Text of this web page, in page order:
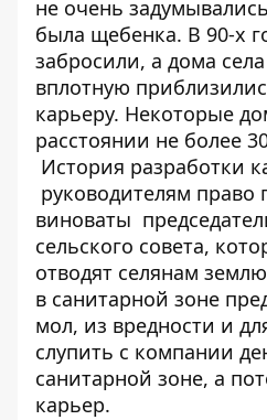
не очень
была щебенка. В 90-х
забросили, а дома
вплотную
карьеру. Некоторые
расстоянии не более
История разработки
руководителям право
виноваты
сельского совета,
отводят селянам
в санитарной зоне
мол, из вредности и
слупить с компании
санитарной зоне, а
карьер.